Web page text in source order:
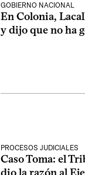
GOBIERNO NACIONAL
En Colonia,
y dijo que no ha
PROCESOS JUDICIALES
Caso Toma: el